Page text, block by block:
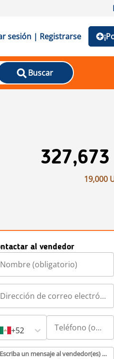
sesión | Registrarse
Buscar
327,673
19,000
al vendedor
+52
Escriba un mensaje al vendedor(es) (obligatorio)